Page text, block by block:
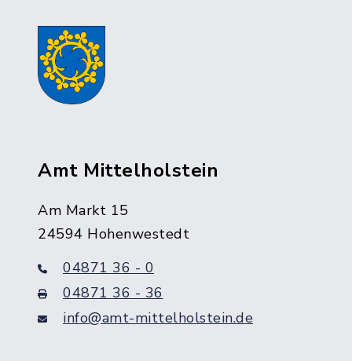
Amt Mittelholstein
Am Markt 15
24594 Hohenwestedt
04871 36 - 0
04871 36 - 36
info@amt-mittelholstein.de